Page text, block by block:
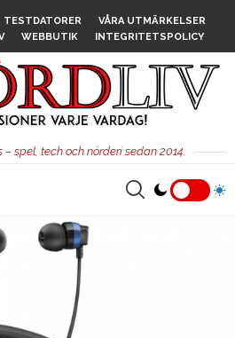
TESTDATORER
VÅRA UTMÄRKELSER
WEBBUTIK INTEGRITETSPOLICY
spel, tech och nörderi sedan 2014.